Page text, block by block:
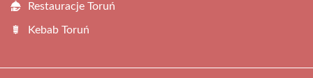
Restauracje Toruń
Kebab Toruń